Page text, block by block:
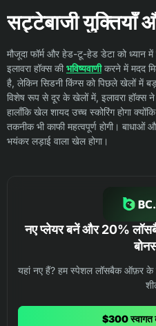
सट्टेबाजी युक्तियाँ
मौजूदा फॉर्म और हेड-टू-हेड डेटा को ध्यान
इलावरा हॉक्स कीभविष्यवाणीकरने में मदद
है, लेकिन सिडनी किंग्स को पिछले खेलों में
विशेष रूप से दूर के खेलों में, इलावरा हॉक्स ने
हालाँकि खेल शायद उच्च स्कोरिंग होगा
तकनीक भी काफी महत्वपूर्ण होगी।
भयंकर लड़ाई वाला खेल होगा।
नए प्लेयर बनें और 20%
यहां नए हैं? हम स्पेशल लॉसबैक ऑफ़र के
$300 स्वागत